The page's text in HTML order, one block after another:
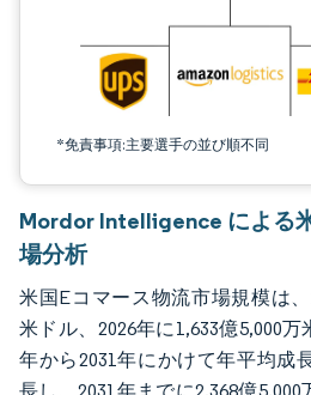
*免責事項:主要選手の並び順不同
Mordor Intelligence による
場分析
米国Eコマース物流市場規模は、
米ドル、2026年に1,633億5,000
年から2031年にかけて年平均成